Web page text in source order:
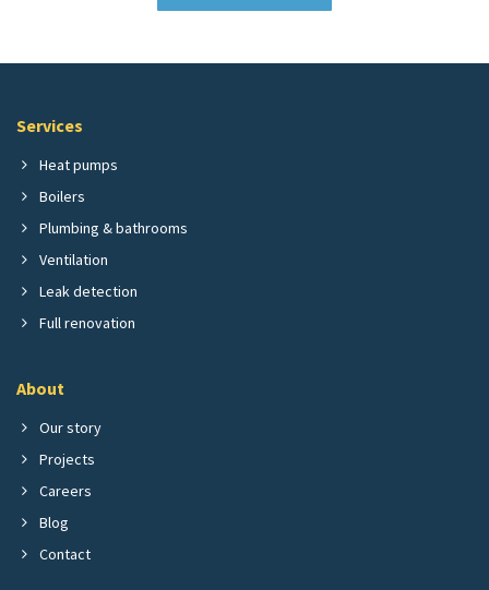
Services
Heat pumps
Boilers
Plumbing & bathrooms
Ventilation
Leak detection
Full renovation
About
Our story
Projects
Careers
Blog
Contact